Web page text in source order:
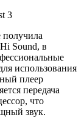
получила
Sound, в
использования
плеер
передача
что
звук.